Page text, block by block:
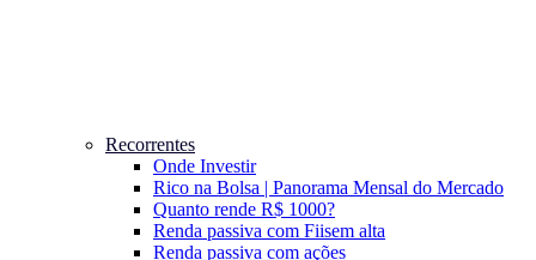
Recorrentes
Onde Investir
Rico na Bolsa | Panorama Mensal do Mercado
Quanto rende R$ 1000?
Renda passiva com Fiisem alta
Renda passiva com ações